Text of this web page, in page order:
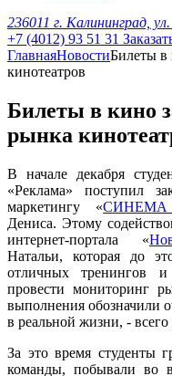
236011 г. Калининград,
+7 (4012) 93 51 31
ГлавнаяНовостиБилеты в
кинотеатров
Билеты в кино
рынка
В начале декабря
«Реклама» поступил
маркетингу «СИНЕМА
Дениса. Этому
интернет-портала «
Натальи, которая до
отличных тренингов
провести мониторинг
выполнения обозначили
в реальной жизни, - всего
За это время студенты
команды, побывали во